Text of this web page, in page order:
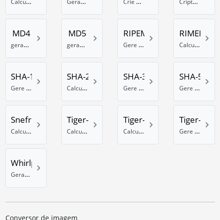
MD4
gerador de MD4 online
MD5
gerador de hash MD5
RIPEMD-28
Gere hash RIPEMD de 128 bits
RIMED-
Calcule um hash RIPEMD-160
SHA-1
Gere um hash SHA-1
SHA-256
Calcule um hash SHA com 256 bits
SHA-384
Gere um hash SHA com 384 bits
SHA-512
Gere um hash SHA com 512 bits
Snefru
Calcule um hash Snefru
Tiger-128
Calculadora de hash Tiger usando 128 bits
Tiger-160
Calculadora de hash Tiger 160 Bit
Tiger-192
Gere um hash Tiger com 192 bits
Whirlpool
Gerador de Whirlpool hash online
Conversor de imagem